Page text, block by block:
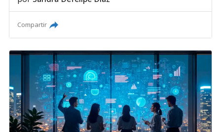
Compartir